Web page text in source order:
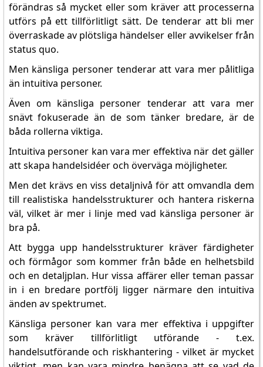
förändras så mycket eller som kräver att processerna
utförs på ett tillförlitligt sätt. De tenderar att bli mer
överraskade av plötsliga händelser eller avvikelser från
status quo.
Men känsliga personer tenderar att vara mer pålitliga
än intuitiva personer.
Även om känsliga personer tenderar att vara mer
snävt fokuserade än de som tänker bredare, är de
båda rollerna viktiga.
Intuitiva personer kan vara mer effektiva när det gäller
att skapa handelsidéer och överväga möjligheter.
Men det krävs en viss detaljnivå för att omvandla dem
till realistiska handelsstrukturer och hantera riskerna
väl, vilket är mer i linje med vad känsliga personer är
bra på.
Att bygga upp handelsstrukturer kräver färdigheter
och förmågor som kommer från både en helhetsbild
och en detaljplan. Hur vissa affärer eller teman passar
in i en bredare portfölj ligger närmare den intuitiva
änden av spektrumet.
Känsliga personer kan vara mer effektiva i uppgifter
som kräver tillförlitligt utförande - t.ex.
handelsutförande och riskhantering - vilket är mycket